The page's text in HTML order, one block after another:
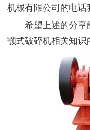
机械有限公司的电话
希望上述的分享
颚式破碎机相关知识